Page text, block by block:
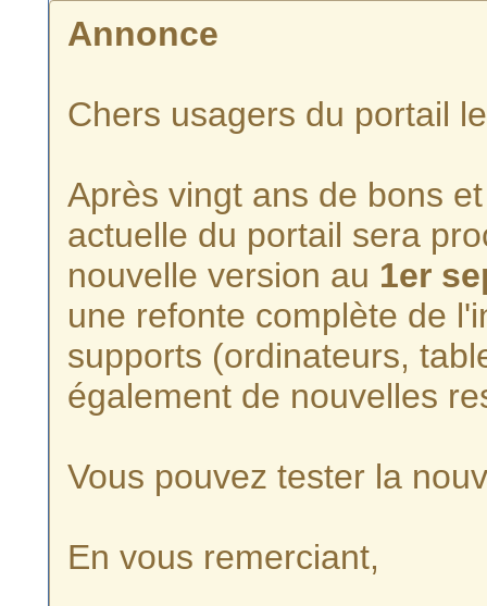
Annonce
Chers usagers du portail
Après vingt ans de bons
actuelle du portail sera
nouvelle version au 1er
une refonte complète de
supports (ordinateurs,
également de nouvelles
Vous pouvez tester la
En vous remerciant,